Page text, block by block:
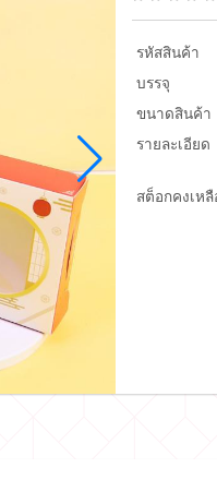
รหัสสินค้า
บรรจุ
ขนาดสินค้า
รายละเอียด
สต็อกคงเหลื